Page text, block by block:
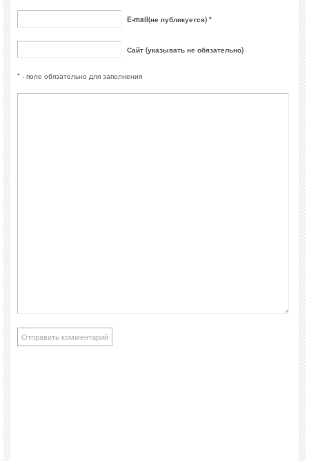
E-mail(не публикуется) *
Сайт (указывать не обязательно)
* - поле обязательно для заполнения